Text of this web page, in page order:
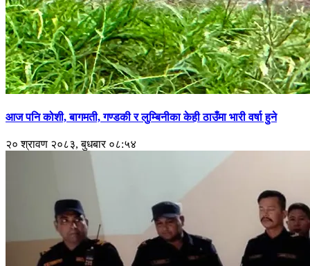
आज पनि कोशी, बागमती, गण्डकी र लुम्बिनीका केही ठाउँमा भारी वर्षा हुने
२० श्रावण २०८३, बुधबार ०८:५४